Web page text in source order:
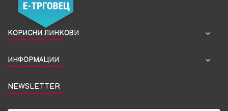
КОРИСНИ ЛИНКОВИ
ИНФОРМАЦИИ
NEWSLETTER